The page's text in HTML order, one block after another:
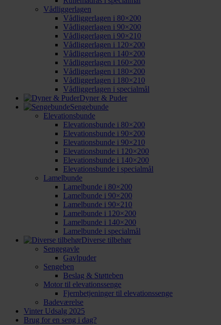
Vådliggerlagen
Vådliggerlagen i 80×200
Vådliggerlagen i 90×200
Vådliggerlagen i 90×210
Vådliggerlagen i 120×200
Vådliggerlagen i 140×200
Vådliggerlagen i 160×200
Vådliggerlagen i 180×200
Vådliggerlagen i 180×210
Vådliggerlagen i specialmål
Dyner & Puder
Sengebunde
Elevationsbunde
Elevationsbunde i 80×200
Elevationsbunde i 90×200
Elevationsbunde i 90×210
Elevationsbunde i 120×200
Elevationsbunde i 140×200
Elevationsbunde i specialmål
Lamelbunde
Lamelbunde i 80×200
Lamelbunde i 90×200
Lamelbunde i 90×210
Lamelbunde i 120×200
Lamelbunde i 140×200
Lamelbunde i specialmål
Diverse tilbehør
Sengegavle
Gavlpuder
Sengeben
Beslag & Støtteben
Motor til elevationssenge
Fjernbetjeninger til elevationssenge
Badeværelse
Vinter Udsalg 2025
Brug for en seng i dag?